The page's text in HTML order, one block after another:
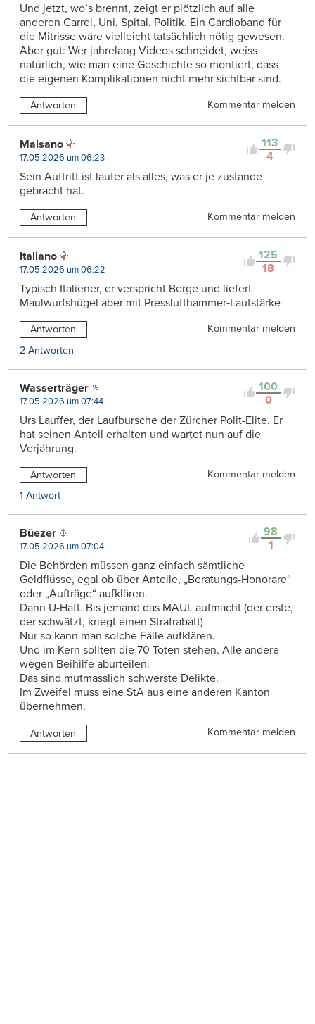
Und jetzt, wo’s brennt, zeigt er plötzlich auf alle
anderen Carrel, Uni, Spital, Politik. Ein Cardioband für
die Mitrisse wäre vielleicht tatsächlich nötig gewesen.
Aber gut: Wer jahrelang Videos schneidet, weiss
natürlich, wie man eine Geschichte so montiert, dass
die eigenen Komplikationen nicht mehr sichtbar sind.
Antworten Kommentar melden
113
4
Maisano
17.05.2026 um 06:23
Sein Auftritt ist lauter als alles, was er je zustande
gebracht hat.
Antworten Kommentar melden
125
18
Italiano
17.05.2026 um 06:22
Typisch Italiener, er verspricht Berge und liefert
Maulwurfshügel aber mit Presslufthammer‑Lautstärke
Antworten
Kommentar melden
2 Antworten
100
0
Wasserträger
17.05.2026 um 07:44
Urs Lauffer, der Laufbursche der Zürcher Polit-Elite. Er
hat seinen Anteil erhalten und wartet nun auf die
Verjährung.
Antworten
Kommentar melden
1 Antwort
98
1
Büezer
17.05.2026 um 07:04
Die Behörden müssen ganz einfach sämtliche
Geldflüsse, egal ob über Anteile, „Beratungs-Honorare“
oder „Aufträge“ aufklären.
Dann U-Haft. Bis jemand das MAUL aufmacht (der erste,
der schwätzt, kriegt einen Strafrabatt)
Nur so kann man solche Fälle aufklären.
Und im Kern sollten die 70 Toten stehen. Alle andere
wegen Beihilfe aburteilen.
Das sind mutmasslich schwerste Delikte.
Im Zweifel muss eine StA aus eine anderen Kanton
übernehmen.
Antworten Kommentar melden